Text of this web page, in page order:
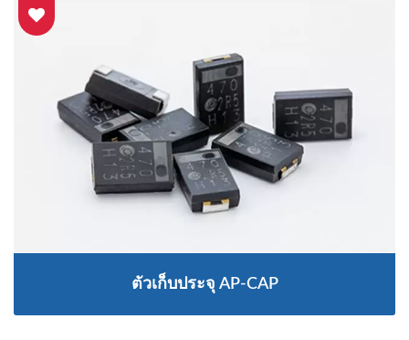
ตัวเก็บประจุ AP-CAP